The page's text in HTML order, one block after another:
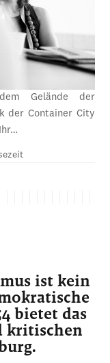
Gelände der
der Container City
ist kein
bietet das
kritischen